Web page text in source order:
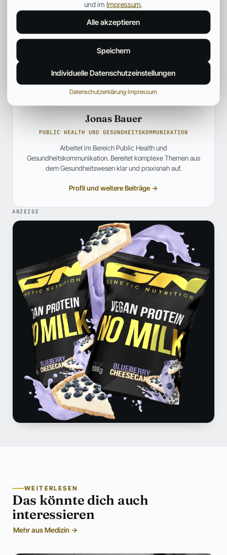
Jonas Bauer
PUBLIC HEALTH UND GESUNDHEITSKOMMUNIKATION
Arbeitet im Bereich Public Health und
Gesundheitskommunikation. Bereitet komplexe Themen aus
dem Gesundheitswesen klar und praxisnah auf.
Profil und weitere Beiträge →
ANZEIGE
WEITERLESEN
Das könnte dich auch
interessieren
Mehr aus Medizin →
und im Impressum
Alle akzeptieren
Speichern
Individuelle Datenschutzeinstellungen
Datenschutzerklärung·Impressum